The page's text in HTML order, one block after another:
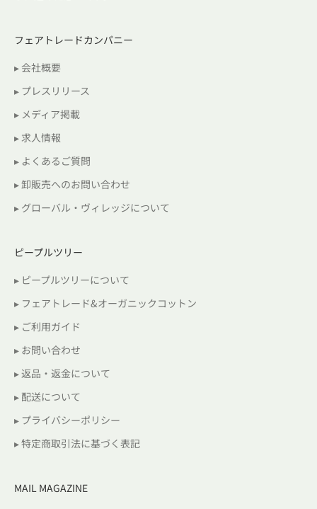
フェアトレードカンパニー
▸ 会社概要
▸ プレスリリース
▸ メディア掲載
▸ 求人情報
▸ よくあるご質問
▸ 卸販売へのお問い合わせ
▸ グローバル・ヴィレッジについて
ピープルツリー
▸ ピープルツリーについて
▸ フェアトレード&オーガニックコットン
▸ ご利用ガイド
▸ お問い合わせ
▸ 返品・返金について
▸ 配送について
▸ プライバシーポリシー
▸ 特定商取引法に基づく表記
MAIL MAGAZINE